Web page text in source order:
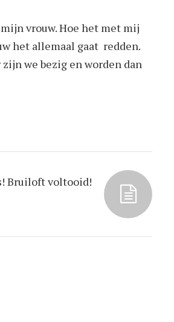
vrouw. Hoe het met mij
het allemaal gaat redden.
we bezig en worden dan
Bruiloft voltooid!